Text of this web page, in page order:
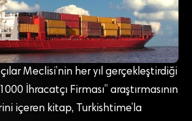
Meclisi’nin her yıl gerçekleştirdiği
İhracatçı Firması” araştırmasının
içeren kitap, Turkishtime’la